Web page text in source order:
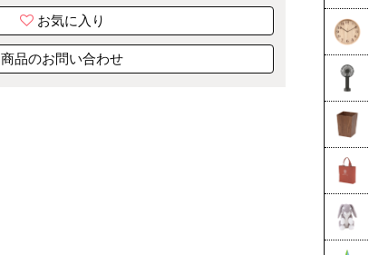
お気に入り
商品のお問い合わせ